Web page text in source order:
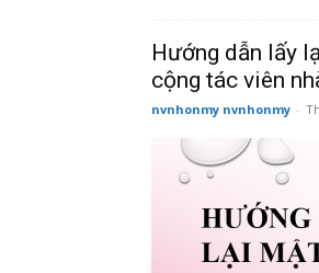
Hướng dẫn lấy
cộng tác viên
nvnhonmy nvnhonmy -